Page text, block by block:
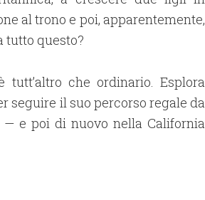
al trono e poi, apparentemente,
tutto questo?
tutt’altro che ordinario. Esplora
seguire il suo percorso regale da
— e poi di nuovo nella California